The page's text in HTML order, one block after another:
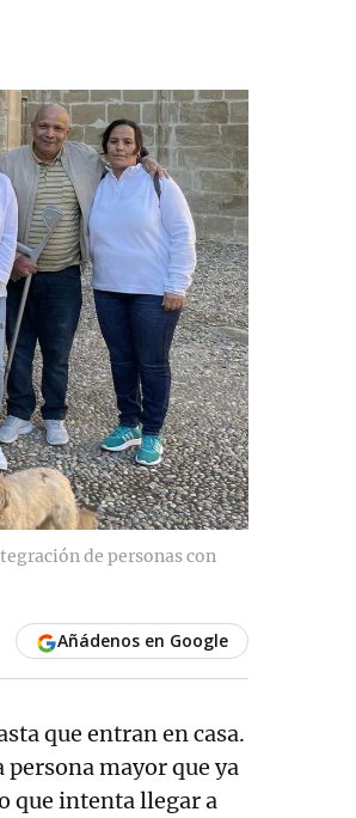
de personas con
Añádenos en Google
que entran en casa.
mayor que ya
que intenta llegar a